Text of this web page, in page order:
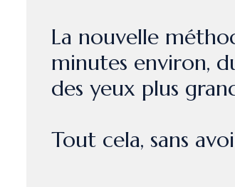
La nouvelle
minutes environ,
des yeux plus
Tout cela, sans